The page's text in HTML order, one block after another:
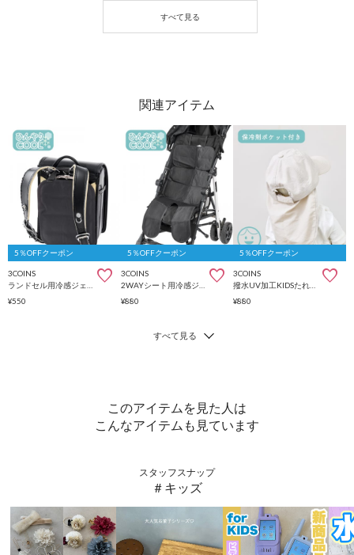
5％OFFクーポン
3COINS
¥550
5％OFFクーポン
3COINS
¥880
5％OFFクーポン
3COINS
¥880
このアイテムを見た人は
こんなアイテムも見ています
スタッフスナップ
＃キッズ